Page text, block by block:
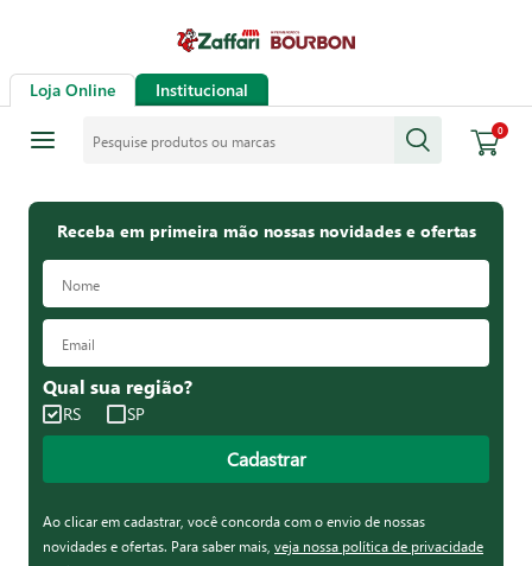
Loja Online Institucional
0
Receba em primeira mão nossas novidades e ofertas
Qual sua região?
RS SP
Cadastrar
Ao clicar em cadastrar, você concorda com o envio de nossas
novidades e ofertas. Para saber mais, veja nossa política de privacidade